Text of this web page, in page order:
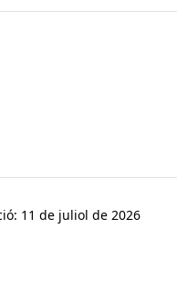
11 de juliol de 2026